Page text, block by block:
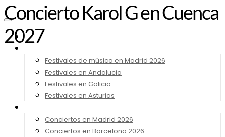
Noticias
Festivales de música en Madrid 2026
Festivales en Andalucia
Festivales en Galicia
Festivales en Asturias
Conciertos en Madrid 2026
Conciertos en Barcelona 2026
Concierto Karol G en Cuenca
2027